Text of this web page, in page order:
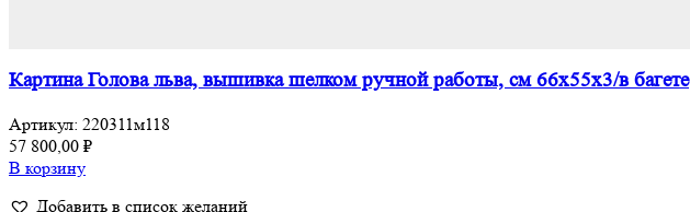
Картина Голова льва, вышивка шелком ручной работы, см 66х55х3/в багете
Артикул: 220311м118
57 800,00 ₽
В корзину
Добавить в список желаний